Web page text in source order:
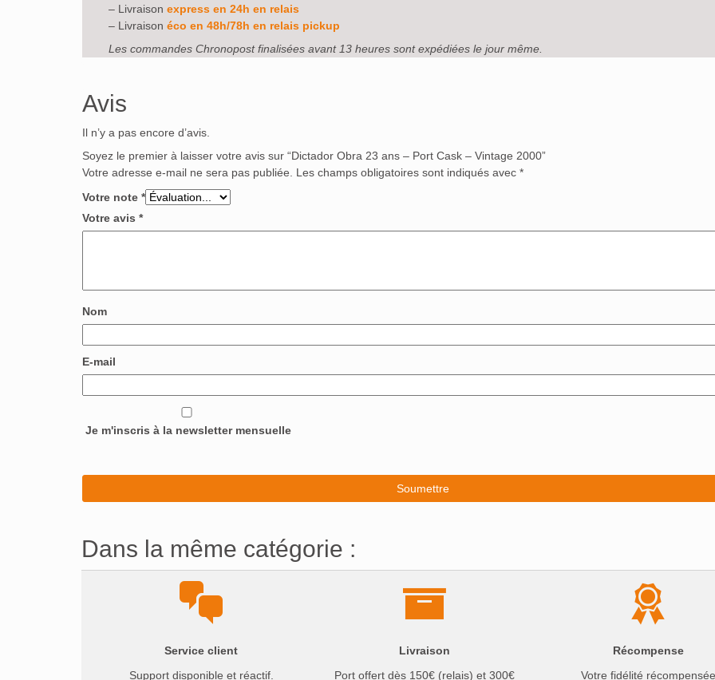
– Livraison express en 24h en relais
– Livraison éco en 48h/78h en relais pickup
Les commandes Chronopost finalisées avant 13 heures sont expédiées le jour même.
Avis
Il n’y a pas encore d’avis.
Soyez le premier à laisser votre avis sur “Dictador Obra 23 ans – Port Cask – Vintage 2000”
Votre adresse e-mail ne sera pas publiée.
Les champs obligatoires sont indiqués avec *
Votre note *
Votre avis *
Nom
E-mail
Je m'inscris à la newsletter mensuelle
Dans la même catégorie :
Service client
Support disponible et réactif.
Livraison
Port offert dès 150€ (relais) et 300€
Récompense
Votre fidélité récompensée